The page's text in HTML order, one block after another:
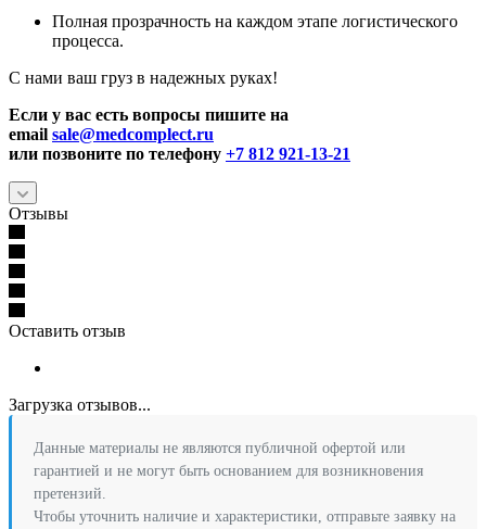
Полная прозрачность на каждом этапе логистического
процесса.
С нами ваш груз в надежных руках!
Если у вас есть вопросы пишите на
email sale@medcomplect.ru
или позвоните по телефону +7 812 921-13-21
Отзывы
Оставить отзыв
Загрузка отзывов...
Данные материалы не являются публичной офертой или
гарантией и не могут быть основанием для возникновения
претензий.
Чтобы уточнить наличие и характеристики, отправьте заявку на